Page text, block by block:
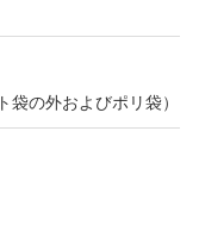
の外およびポリ袋）